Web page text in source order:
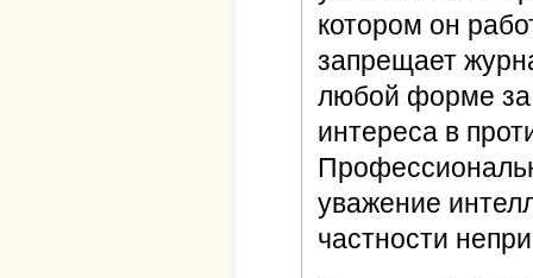
котором он
запрещает
любой форме за
интереса в
уважение
частности